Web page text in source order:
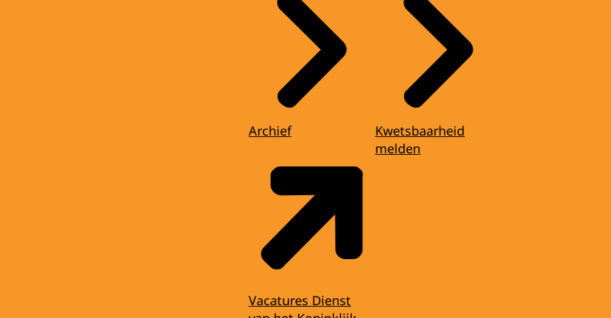
Archief
Vacatures Dienst
Kwetsbaarheid
melden